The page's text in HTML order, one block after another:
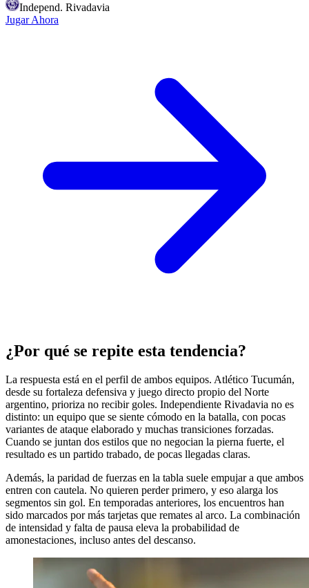
Independ. Rivadavia
Jugar Ahora
¿Por qué se repite esta tendencia?
La respuesta está en el perfil de ambos equipos. Atlético Tucumán,
desde su fortaleza defensiva y juego directo propio del Norte
argentino, prioriza no recibir goles. Independiente Rivadavia no es
distinto: un equipo que se siente cómodo en la batalla, con pocas
variantes de ataque elaborado y muchas transiciones forzadas.
Cuando se juntan dos estilos que no negocian la pierna fuerte, el
resultado es un partido trabado, de pocas llegadas claras.
Además, la paridad de fuerzas en la tabla suele empujar a que ambos
entren con cautela. No quieren perder primero, y eso alarga los
segmentos sin gol. En temporadas anteriores, los encuentros han
sido marcados por más tarjetas que remates al arco. La combinación
de intensidad y falta de pausa eleva la probabilidad de
amonestaciones, incluso antes del descanso.